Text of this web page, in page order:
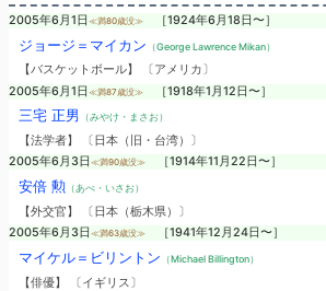
2005年6月1日 ≪満80歳没≫ ［1924年6月18日〜］
ジョージ＝マイカン （George Lawrence Mikan）
【バスケットボール】 〔アメリカ〕
2005年6月1日 ≪満87歳没≫ ［1918年1月12日〜］
三宅 正男 （みやけ・まさお）
【法学者】 〔日本（旧・台湾）〕
2005年6月3日 ≪満90歳没≫ ［1914年11月22日〜］
安倍 勲 （あべ・いさお）
【外交官】 〔日本（栃木県）〕
2005年6月3日 ≪満63歳没≫ ［1941年12月24日〜］
マイケル＝ビリントン （Michael Billington）
【俳優】 〔イギリス〕